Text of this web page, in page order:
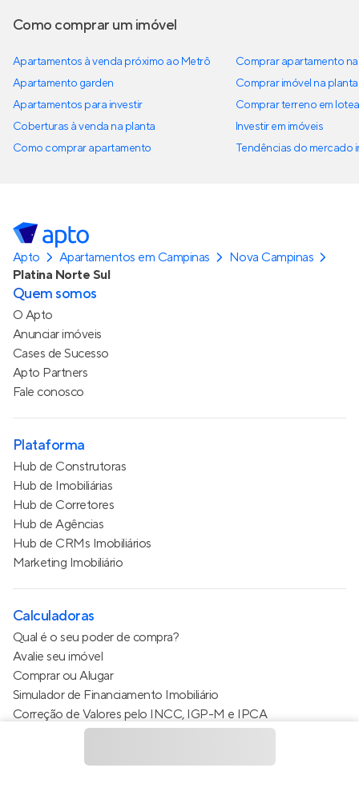
Como comprar um imóvel
Apartamentos à venda próximo ao Metrô
Apartamento garden
Apartamentos para investir
Coberturas à venda na planta
Como comprar apartamento
Comprar apartamento
Comprar imóvel na planta
Comprar terreno em
Investir em imóveis
Tendências do mercado
Apto Apartamentos em Campinas
Nova Campinas
Platina Norte Sul
Quem somos
O Apto
Anunciar imóveis
Cases de Sucesso
Apto Partners
Fale conosco
Plataforma
Hub de Construtoras
Hub de Imobiliárias
Hub de Corretores
Hub de Agências
Hub de CRMs Imobiliários
Marketing Imobiliário
Calculadoras
Qual é o seu poder de compra?
Avalie seu imóvel
Comprar ou Alugar
Simulador de Financiamento Imobiliário
Correção de Valores pelo INCC, IGP-M e IPCA
Estimativa de valor do condomínio